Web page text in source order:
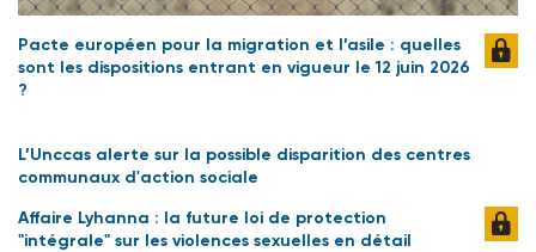
Pacte européen pour la migration et l’asile : quelles
sont les dispositions entrant en vigueur le 12 juin 2026
?
L’Unccas alerte sur la possible disparition des centres
communaux d'action sociale
Affaire Lyhanna : la future loi de protection
"intégrale" sur les violences sexuelles en détail